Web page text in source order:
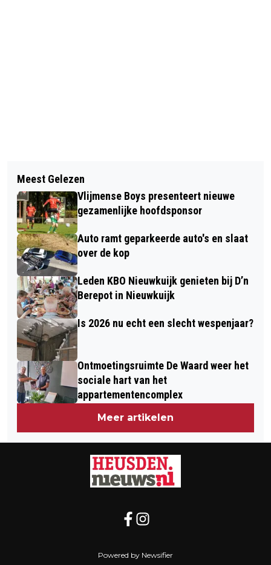
WEKELIJKSE KERKBERICHTEN
PAROCHIE WONDERBARE MOEDER
OPSLAGLOCATIE VOOR ILLEGALE
SIGARETTEN ONTDEKT IN VLIJMEN
EN ’S HERTOGENBOSCH
Meest Gelezen
Vlijmense Boys presenteert nieuwe
gezamenlijke hoofdsponsor
Auto ramt geparkeerde auto's en slaat
over de kop
Leden KBO Nieuwkuijk genieten bij D’n
Berepot in Nieuwkuijk
Is 2026 nu echt een slecht wespenjaar?
Ontmoetingsruimte De Waard weer het
sociale hart van het
appartementencomplex
Meer artikelen
Powered by Newsifier